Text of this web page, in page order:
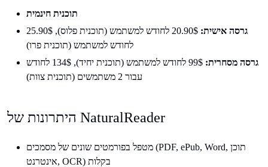
תוכנית חינמית
גרסה אישית:
20.90$ לחודש למשתמש (תוכנית פלוס), 25.90$
לחודש למשתמש (תוכנית פרו)
גרסה מסחרית:
99$ לחודש למשתמש (תוכנית יחיד), 134$ לחודש
עבור 2 משתמשים (תוכנית צוות)
היתרונות של NaturalReader
מטפל בפורמטים שונים של מסמכים (PDF, ePub, Word, תוכן
אינטרנט, OCR) בקלות